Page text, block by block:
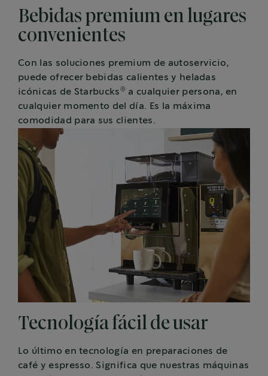
Bebidas premium en lugares
convenientes
Con las soluciones premium de autoservicio,
puede ofrecer bebidas calientes y heladas
icónicas de Starbucks ® a cualquier persona, en
cualquier momento del día. Es la máxima
comodidad para sus clientes.
Tecnología fácil de usar
Lo último en tecnología en preparaciones de
café y espresso. Significa que nuestras máquinas